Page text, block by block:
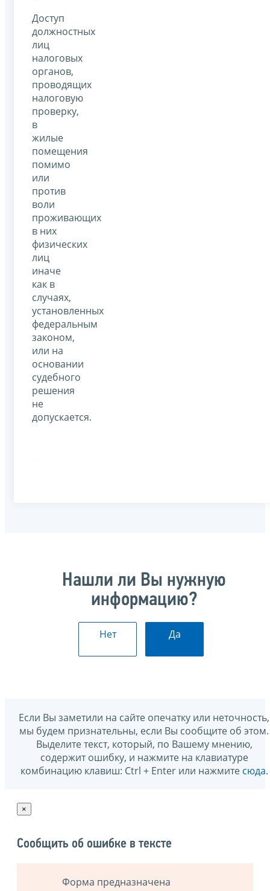
Доступ
должностных
лиц
налоговых
органов,
проводящих
налоговую
проверку,
в
жилые
помещения
помимо
или
против
воли
проживающих
в них
физических
лиц
иначе
как в
случаях,
установленных
федеральным
законом,
или на
основании
судебного
решения
не
допускается.
Нашли ли Вы нужную
информацию?
Нет Да
Если Вы заметили на сайте опечатку или неточность,
мы будем признательны, если Вы сообщите об этом.
Выделите текст, который, по Вашему мнению,
содержит ошибку, и нажмите на клавиатуре
комбинацию клавиш: Ctrl + Enter или нажмите сюда.
×
Сообщить об ошибке в тексте
Форма предназначена